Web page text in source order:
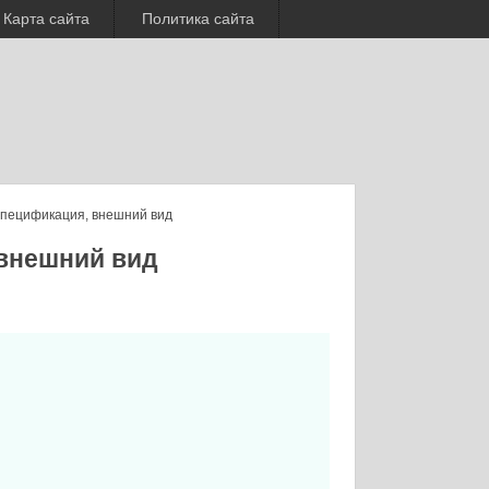
Карта сайта Политика сайта
внешний вид
вид